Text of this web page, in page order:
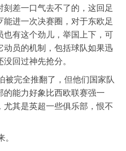
刻差一口气去不了的，这回足
进一次决赛圈，对于东欧足
也有这个劲儿，举国上下，可
动员的机制，包括球队如果迅
回过神先抢分。
完全推翻了，但他们国家队
的能力好象比西欧联赛强一
尤其是英超一些俱乐部，恨不